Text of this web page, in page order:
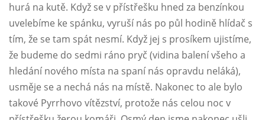
hurá na kutě. Když se v přístřešku hned za benzínkou
uvelebíme ke spánku, vyruší nás po půl hodině hlídač s
tím, že se tam spát nesmí. Když jej s prosíkem ujistíme,
že budeme do sedmi ráno pryč (vidina balení všeho a
hledání nového místa na spaní nás opravdu neláká),
usměje se a nechá nás na místě. Nakonec to ale bylo
takové Pyrrhovo vítězství, protože nás celou noc v